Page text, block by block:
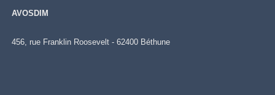
AVOSDIM
456, rue Franklin Roosevelt - 62400 Béthune